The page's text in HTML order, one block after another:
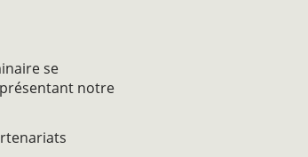
se
notre